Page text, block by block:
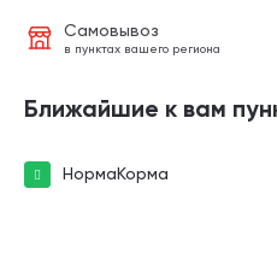
Самовывоз
в пунктах вашего региона
Ближайшие к вам
НормаКорма